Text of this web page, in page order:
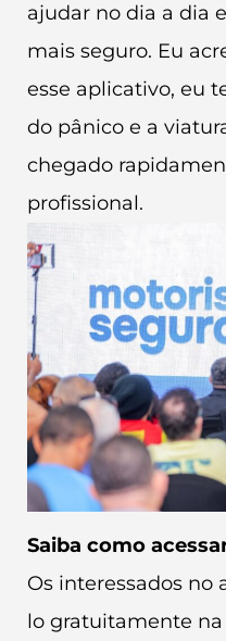
ajudar no dia a dia
mais seguro. Eu
esse aplicativo, eu
do pânico e a
chegado
profissional.
Saiba como
Os interessados no
lo gratuitamente na